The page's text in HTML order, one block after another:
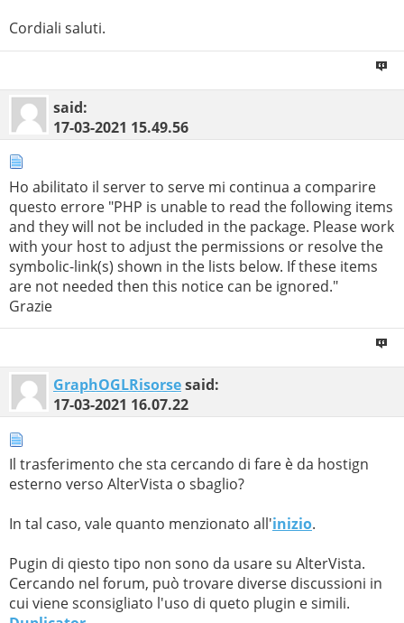
Cordiali saluti.
said:
17-03-2021 15.49.56
Ho abilitato il server to serve mi continua a comparire
questo errore "PHP is unable to read the following items
and they will not be included in the package. Please work
with your host to adjust the permissions or resolve the
symbolic-link(s) shown in the lists below. If these items
are not needed then this notice can be ignored."
Grazie
GraphOGLRisorsesaid:
17-03-2021 16.07.22
Il trasferimento che sta cercando di fare è da hostign
esterno verso AlterVista o sbaglio?
In tal caso, vale quanto menzionato all'inizio.
Pugin di qiesto tipo non sono da usare su AlterVista.
Cercando nel forum, può trovare diverse discussioni in
cui viene sconsigliato l'uso di queto plugin e simili.